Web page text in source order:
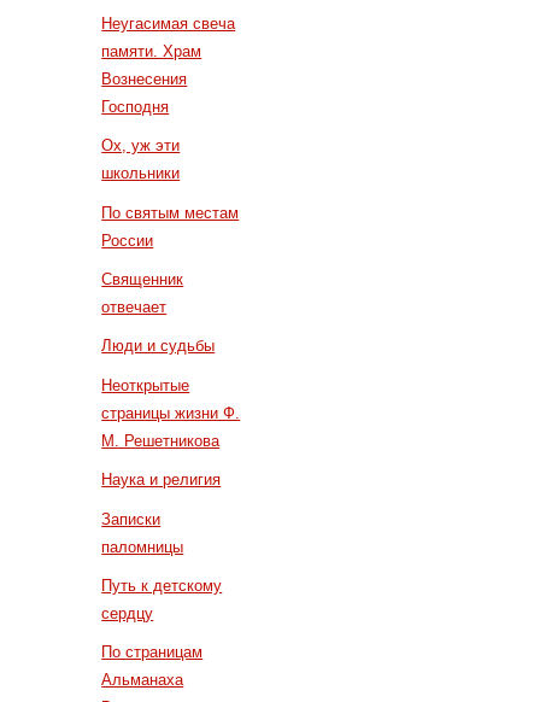
Неугасимая свеча
памяти. Храм
Вознесения
Господня
Ох, уж эти
школьники
По святым местам
России
Священник
отвечает
Люди и судьбы
Неоткрытые
страницы жизни Ф.
М. Решетникова
Наука и религия
Записки
паломницы
Путь к детскому
сердцу
По страницам
Альманаха